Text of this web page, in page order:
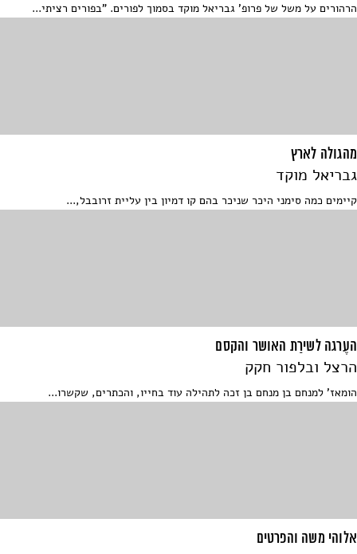
הרהורים על משל של פרופ' גבריאל מוקד בסמוך לפורים. "בפורים רציתי...
מהגולה לארץ
גבריאל מוקד
קיימים כמה סימני היכר שניכר בהם קו דמיון בין עליית זרובבל,...
העֶרגה לשירַת האושר והקסם
הרצל ובלפור חקק
הומאז' למנחם בן מנחם בן זכה לתהילה עוד בחייו, והכתרים, שקשרו...
אלוהי משה והפרטים